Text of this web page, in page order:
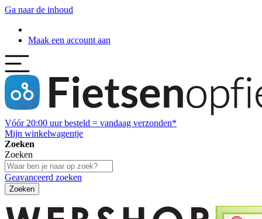
Ga naar de inhoud
Maak een account aan
Vóór 20:00 uur besteld = vandaag verzonden*
Mijn winkelwagentje
Zoeken
Zoeken
Geavanceerd zoeken
Zoeken